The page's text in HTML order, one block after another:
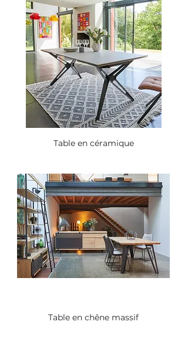
Table en céramique
Table en chêne massif